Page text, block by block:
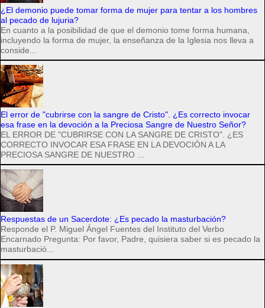
¿El demonio puede tomar forma de mujer para tentar a los hombres
al pecado de lujuria?
En cuanto a la posibilidad de que el demonio tome forma humana,
incluyendo la forma de mujer, la enseñanza de la Iglesia nos lleva a
conside...
El error de "cubrirse con la sangre de Cristo". ¿Es correcto invocar
esa frase en la devoción a la Preciosa Sangre de Nuestro Señor?
EL ERROR DE "CUBRIRSE CON LA SANGRE DE CRISTO". ¿ES
CORRECTO INVOCAR ESA FRASE EN LA DEVOCIÓN A LA
PRECIOSA SANGRE DE NUESTRO ...
Respuestas de un Sacerdote: ¿Es pecado la masturbación?
Responde el P. Miguel Ángel Fuentes del Instituto del Verbo
Encarnado Pregunta: Por favor, Padre, quisiera saber si es pecado la
masturbació...